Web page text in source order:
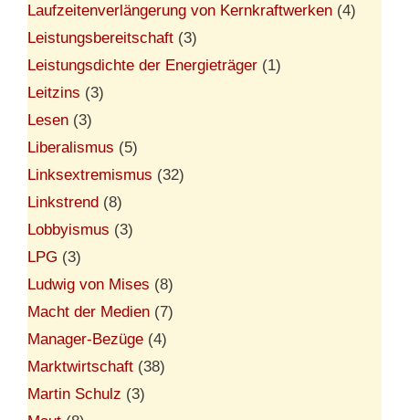
Laufzeitenverlängerung von Kernkraftwerken (4)
Leistungsbereitschaft (3)
Leistungsdichte der Energieträger (1)
Leitzins (3)
Lesen (3)
Liberalismus (5)
Linksextremismus (32)
Linkstrend (8)
Lobbyismus (3)
LPG (3)
Ludwig von Mises (8)
Macht der Medien (7)
Manager-Bezüge (4)
Marktwirtschaft (38)
Martin Schulz (3)